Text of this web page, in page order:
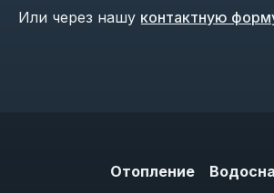
Или через нашу контактную
Отопление